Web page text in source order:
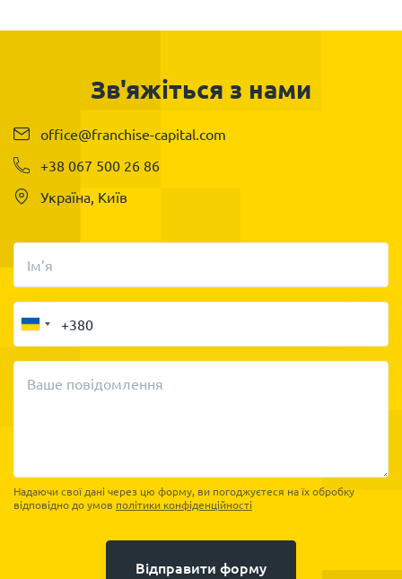
Зв'яжіться з нами
office@franchise-capital.com
+38 067 500 26 86
Україна, Київ
Ім’я
Ваше повідомлення
Надаючи свої дані через цю форму, ви погоджуєтеся на їх обробку
відповідно до умов політики конфіденційності
Відправити форму